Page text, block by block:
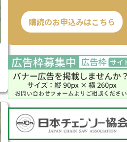
購読のお申込みはこちら